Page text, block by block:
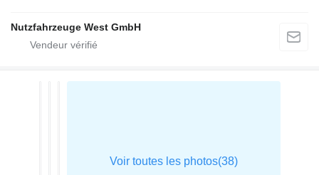
Nutzfahrzeuge West GmbH